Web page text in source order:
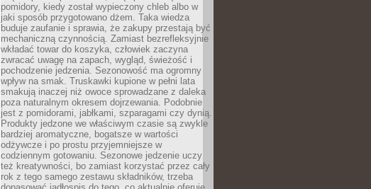
pomidory, kiedy został wypieczony chleb albo w
jaki sposób przygotowano dżem. Taka wiedza
buduje zaufanie i sprawia, że zakupy przestają być
mechaniczną czynnością. Zamiast bezrefleksyjnie
wkładać towar do koszyka, człowiek zaczyna
zwracać uwagę na zapach, wygląd, świeżość i
pochodzenie jedzenia. Sezonowość ma ogromny
wpływ na smak. Truskawki kupione w pełni lata
smakują inaczej niż owoce sprowadzane z daleka
poza naturalnym okresem dojrzewania. Podobnie
jest z pomidorami, jabłkami, szparagami czy dynią.
Produkty jedzone we właściwym czasie są zwykle
bardziej aromatyczne, bogatsze w wartości
odżywcze i po prostu przyjemniejsze w
codziennym gotowaniu. Sezonowe jedzenie uczy
też kreatywności, bo zamiast korzystać przez cały
rok z tego samego zestawu składników, trzeba